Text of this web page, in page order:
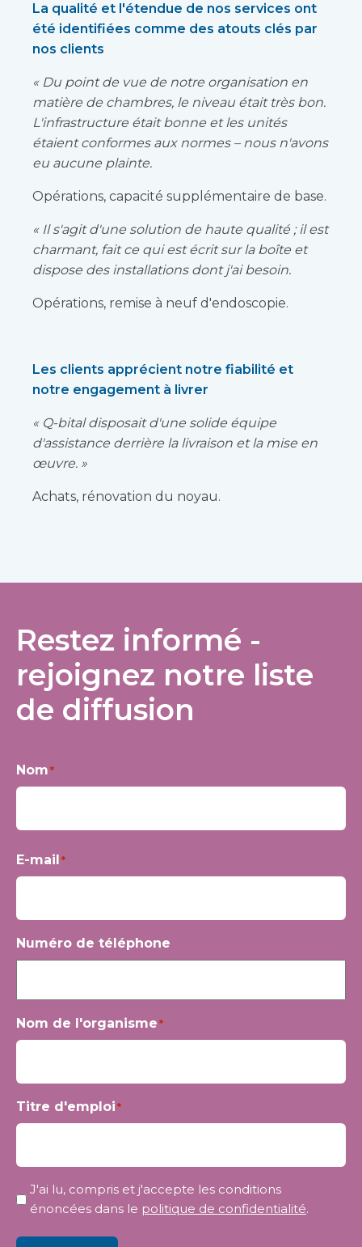
La qualité et l'étendue de nos services ont
été identifiées comme des atouts clés par
nos clients
« Du point de vue de notre organisation en
matière de chambres, le niveau était très bon.
L'infrastructure était bonne et les unités
étaient conformes aux normes – nous n'avons
eu aucune plainte.
Opérations, capacité supplémentaire de base.
« Il s'agit d'une solution de haute qualité ; il est
charmant, fait ce qui est écrit sur la boîte et
dispose des installations dont j'ai besoin.
Opérations, remise à neuf d'endoscopie.
Les clients apprécient notre fiabilité et
notre engagement à livrer
« Q-bital disposait d'une solide équipe
d'assistance derrière la livraison et la mise en
œuvre. »
Achats, rénovation du noyau.
Restez informé -
rejoignez notre liste
de diffusion
Nom*
E-mail *
Numéro de téléphone
Nom de l'organisme*
Titre d'emploi*
Confidentialité *
J'ai lu, compris et j'accepte les conditions
énoncées dans le politique de confidentialité.